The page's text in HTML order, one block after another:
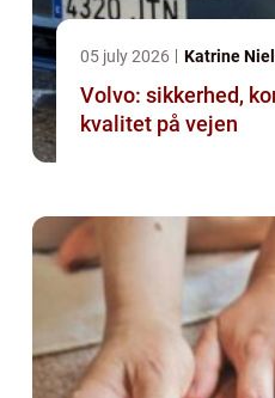
05 july 2026 Katrine
Volvo: sikkerhed,
kvalitet på vejen